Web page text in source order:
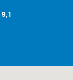
9,1